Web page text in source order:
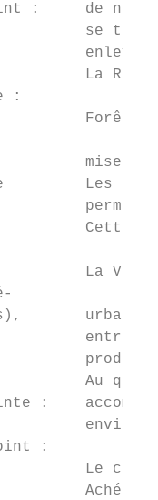
:     de
se
enlevés
La
:
mises
Les
Cette forêt
La
urbain
entrer
Au
:
:
Le concours